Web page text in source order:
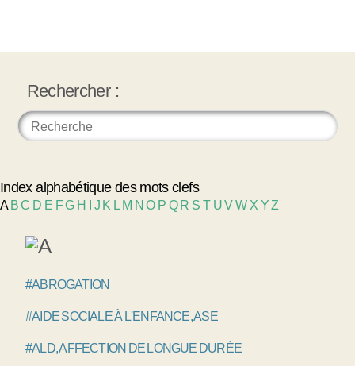
Rechercher :
Index alphabétique des mots clefs
A BC D E FG H J K L M NO P Q R S T UVW X YZ
#ABROGATION
#AIDE SOCIALE À L'ENFANCE, ASE
#ALD, AFFECTION DE LONGUE DURÉE